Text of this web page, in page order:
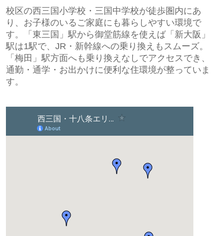
校区の西三国小学校・三国中学校が徒歩圏内にあ
り、お子様のいるご家庭にも暮らしやすい環境で
す。「東三国」駅から御堂筋線を使えば「新大阪」
駅は1駅で、JR・新幹線への乗り換えもスムーズ。
「梅田」駅方面へも乗り換えなしでアクセスでき、
通勤・通学・お出かけに便利な住環境が整っていま
す。